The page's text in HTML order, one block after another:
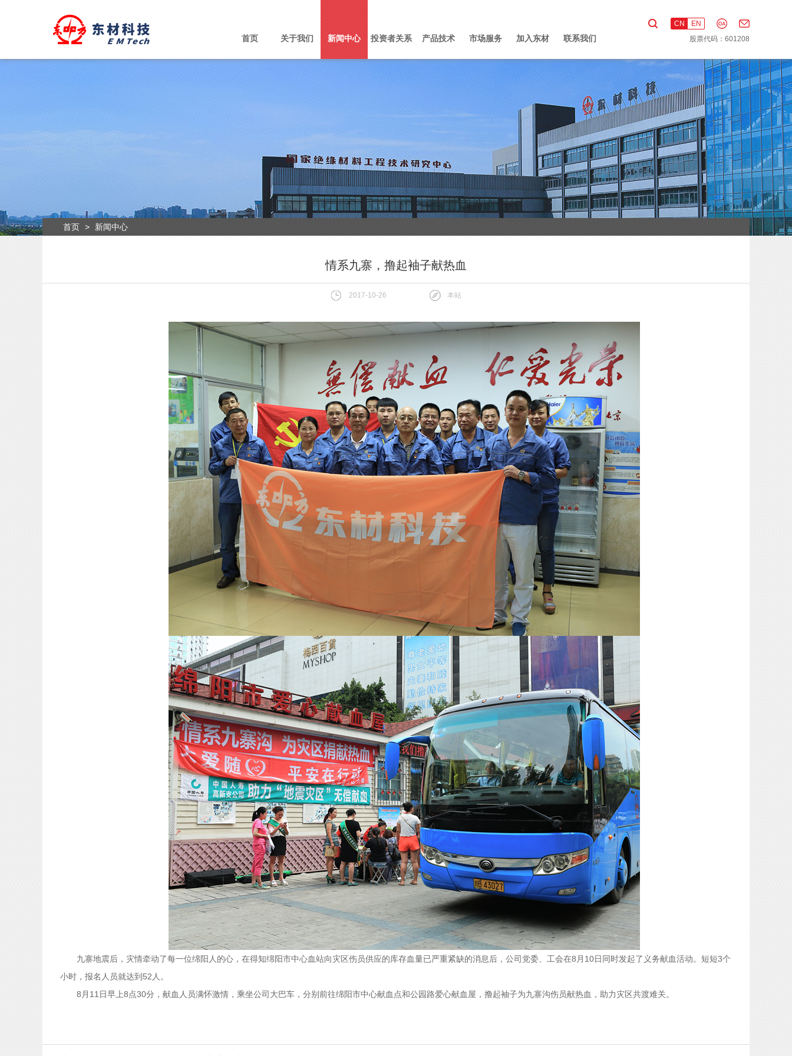
首页 关于我们 新闻中心 投资者关系 产品技术 市场服务 加入东材 联系我们
CN
EN
股票代码：601208
首页 > 新闻中心
情系九寨，撸起袖子献热血
2017-10-26 本站
九寨地震后，灾情牵动了每一位绵阳人的心，在得知绵阳市中心血站向灾区伤员供应的库存血量已严重紧缺的消息后，公司党委、工会在8 月 10日同时发起了义务献血活动。短短3个
小时，报名人员就达到 52 人。
8 月 11 日早上8点30分，献血人员满怀激情，乘坐公司大巴车，分别前往绵阳市中心献血点和公园路爱心献血屋，撸起袖子为九寨沟伤员献热血，助力灾区共渡难关。